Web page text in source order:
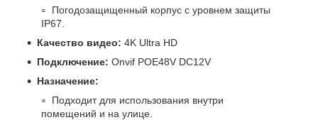
Погодозащищенный корпус с уровнем защиты
IP67.
Качество видео: 4K Ultra HD
Подключение: Onvif POE48V DC12V
Назначение:
Подходит для использования внутри
помещений и на улице.